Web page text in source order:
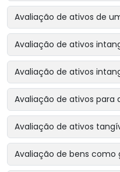
Avaliação de ativos de
Avaliação de ativos
Avaliação de ativos
Avaliação de ativos para
Avaliação de ativos
Avaliação de bens como